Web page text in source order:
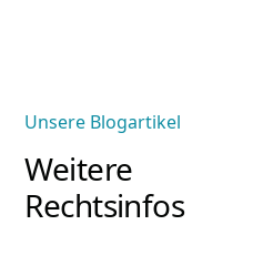
Unsere Blogartikel
Weitere
Rechtsinfos